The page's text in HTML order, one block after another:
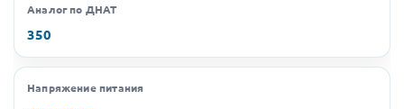
Аналог по ДНАТ
350
Напряжение питания